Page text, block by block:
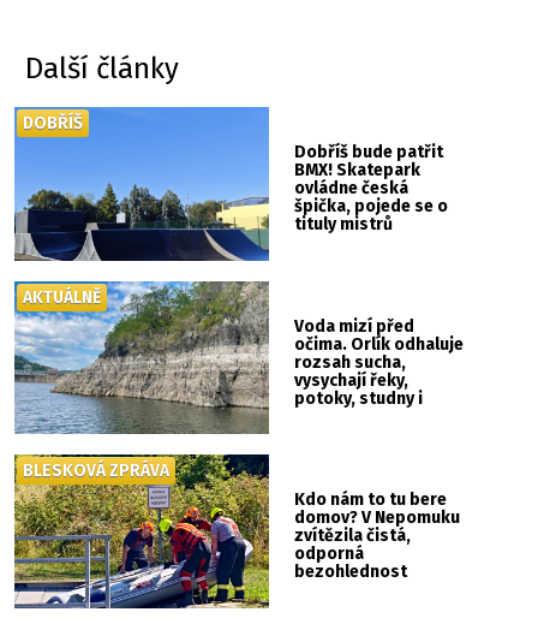
Další články
Dobříš bude patřit
BMX! Skatepark
ovládne česká
špička, pojede se o
tituly mistrů
DOBŘÍŠ
Voda mizí před
očima. Orlík odhaluje
rozsah sucha,
vysychají řeky,
potoky, studny i
AKTUÁLNĚ
Kdo nám to tu bere
domov? V Nepomuku
zvítězila čistá,
odporná
bezohlednost
BLESKOVÁ ZPRÁVA